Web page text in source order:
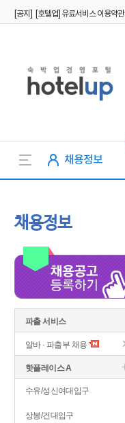
채용정보
채용정보
파출 서비스
알바 · 파출부 채용
핫플레이스 A
수유/성신여대입구
상봉/건대입구